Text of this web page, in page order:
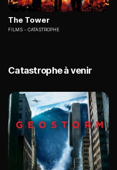
The Tower
FILMS CATASTROPHE
Catastrophe à venir